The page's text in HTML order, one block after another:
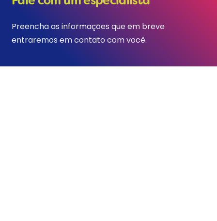
Preencha as informações que em breve
entraremos em contato com você.